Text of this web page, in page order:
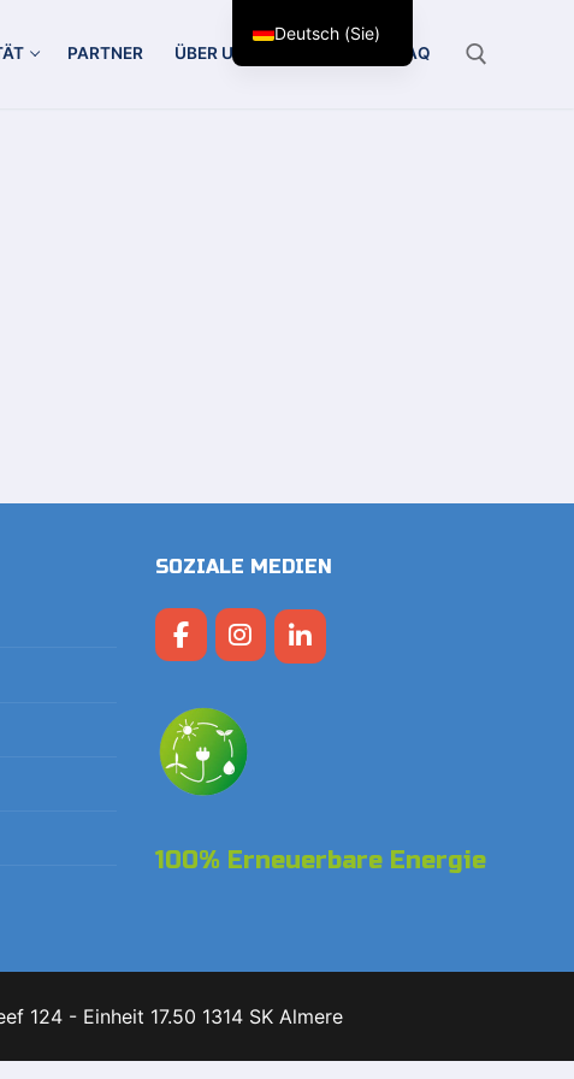
PARTNER ÜBER UNS FAQ
SOZIALE MEDIEN
100% Erneuerbare Energie
124 - Einheit 17.50 1314 SK Almere
Deutsch (Sie)